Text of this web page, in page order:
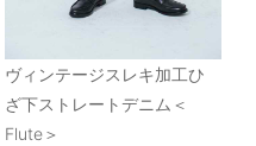
ヴィンテージスレキ加工ひ
ざ下ストレートデニム＜
Flute＞